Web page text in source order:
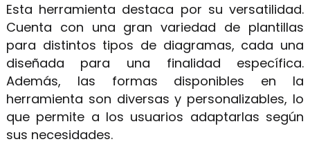
Esta herramienta destaca por su versatilidad.
Cuenta con una gran variedad de plantillas
para distintos tipos de diagramas, cada una
diseñada para una finalidad específica.
Además, las formas disponibles en la
herramienta son diversas y personalizables, lo
que permite a los usuarios adaptarlas según
sus necesidades.